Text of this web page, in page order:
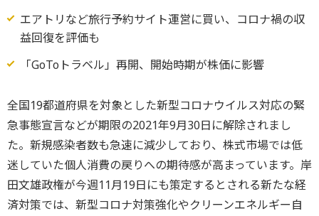
エアトリなど旅行予約サイト運営に買い、コロナ禍の収
益回復を評価も
「GoToトラベル」再開、開始時期が株価に影響
全国19都道府県を対象とした新型コロナウイルス対応の緊
急事態宣言などが期限の2021年9月30日に解除されまし
た。新規感染者数も急速に減少しており、株式市場では低
迷していた個人消費の戻りへの期待感が高まっています。岸
田文雄政権が今週11月19日にも策定するとされる新たな経
済対策では、新型コロナ対策強化やクリーンエネルギー自